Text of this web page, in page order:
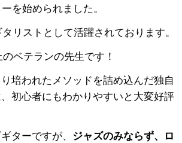
を始められました。
リストとして活躍されております。
ベテランの先生です！
培われたメソッドを詰め込んだ独自
初心者にもわかりやすいと大変好評
ターですが、 ジャズのみならず、ロ